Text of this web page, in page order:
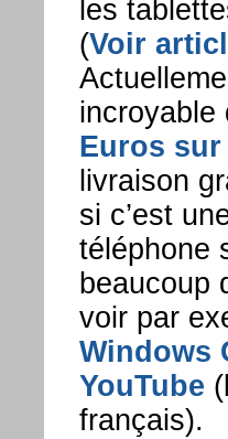
les
(Voir
incroyable
Euros
livraison
si c’est
téléphone
beaucoup
voir par
Windows
YouTube
français).